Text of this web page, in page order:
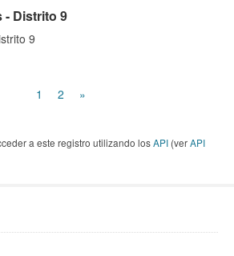
- Distrito 9
9
1 2 »
a este registro utilizando losAPI (verAPI